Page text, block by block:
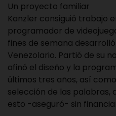
Un proyecto familiar
Kanzler consiguió trabajo
programador de
fines de semana
Venezolario. Partió de su
afinó el diseño y la
últimos tres años, así
selección de las palabras,
esto -aseguró- sin